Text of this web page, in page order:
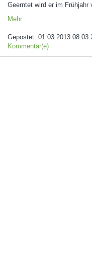
Geerntet wird er im Frühjahr
Mehr
Gepostet: 01.03.2013
Kommentar(e)